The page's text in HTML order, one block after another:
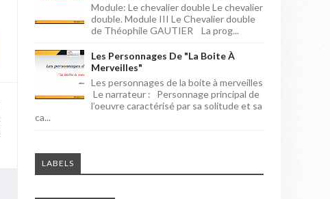
Module: Le chevalier double Le chevalier
double. Module III Le Chevalier double
de Théophile GAUTIER La prog...
Les Personnages De "la Boite À
Merveilles"
Les personnages de la boite à merveilles
Le narrateur : Personnage principal de
l’oeuvre caractérisé par sa solitude et sa
ca...
LABELS